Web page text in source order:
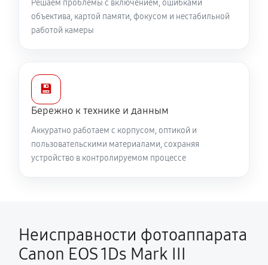
Решаем проблемы с включением, ошибками
объектива, картой памяти, фокусом и нестабильной
работой камеры
💾
Бережно к технике и данным
Аккуратно работаем с корпусом, оптикой и
пользовательскими материалами, сохраняя
устройство в контролируемом процессе
Неисправности фотоаппарата
Canon EOS 1Ds Mark III